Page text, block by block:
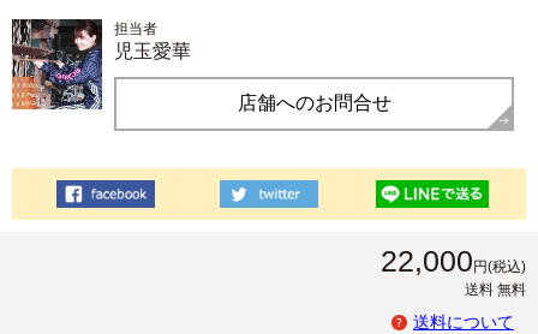
担当者
児玉愛華
店舗へのお問合せ
22,000 円(税込)
送料 無料
送料について